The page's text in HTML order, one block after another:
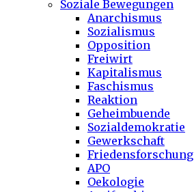
Soziale Bewegungen
Anarchismus
Sozialismus
Opposition
Freiwirt
Kapitalismus
Faschismus
Reaktion
Geheimbuende
Sozialdemokratie
Gewerkschaft
Friedensforschung
APO
Oekologie